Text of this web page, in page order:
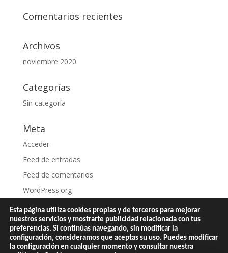
Comentarios recientes
Archivos
noviembre 2020
Categorías
Sin categoría
Meta
Acceder
Feed de entradas
Feed de comentarios
WordPress.org
Contacta
Politica de privacidad
Agencia de Diseño
Esta página utiliza cookies propias y de terceros para mejorar
nuestros servicios y mostrarte publicidad relacionada con tus
preferencias. Si continúas navegando, sin modificar la
configuración, consideramos que aceptas su uso. Puedes modificar
la configuración en cualquier momento y consultar nuestra